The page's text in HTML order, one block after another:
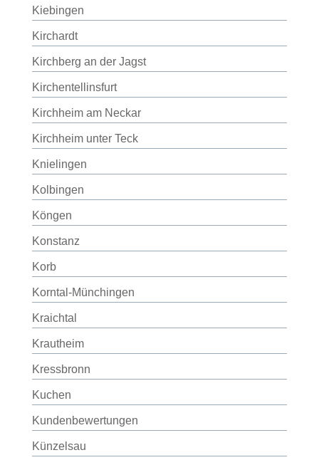
Kiebingen
Kirchardt
Kirchberg an der Jagst
Kirchentellinsfurt
Kirchheim am Neckar
Kirchheim unter Teck
Knielingen
Kolbingen
Köngen
Konstanz
Korb
Korntal-Münchingen
Kraichtal
Krautheim
Kressbronn
Kuchen
Kundenbewertungen
Künzelsau